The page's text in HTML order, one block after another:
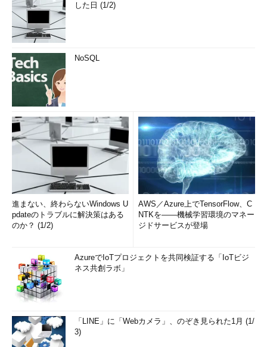
した日 (1/2)
NoSQL
進まない、終わらないWindows U
pdateのトラブルに解決策はある
のか？ (1/2)
AWS／Azure上でTensorFlow、C
NTKを――機械学習環境のマネー
ジドサービスが登場
AzureでIoTプロジェクトを共同検証する「IoTビジ
ネス共創ラボ」
「LINE」に「Webカメラ」、のぞき見られた1月 (1/
3)